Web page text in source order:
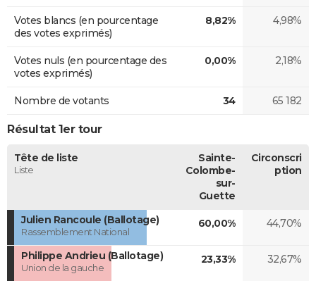
Votes blancs (en pourcentage
des votes exprimés)
8,82% 4,98%
Votes nuls (en pourcentage des
votes exprimés)
0,00% 2,18%
Nombre de votants 34 65 182
Résultat 1er tour
Tête de liste
Liste
Sainte-
Colombe-
sur-
Guette
Circonscri
ption
Julien Rancoule (Ballotage)
Rassemblement National
60,00% 44,70%
Philippe Andrieu (Ballotage)
Union de la gauche
23,33% 32,67%